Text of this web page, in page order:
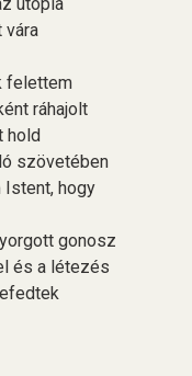
vára
felettem
ráhajolt
hold
szövetében
hogy
gonosz
és a létezés